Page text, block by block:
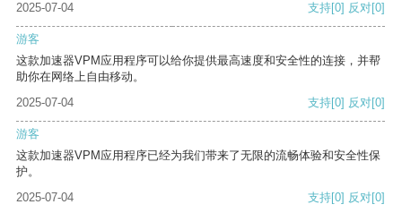
2025-07-04 支持[0] 反对[0]
游客
这款加速器VPM应用程序可以给你提供最高速度和安全性的连接，并帮
助你在网络上自由移动。
2025-07-04
支持[0] 反对[0]
游客
这款加速器VPM应用程序已经为我们带来了无限的流畅体验和安全性保
护。
2025-07-04
支持[0] 反对[0]